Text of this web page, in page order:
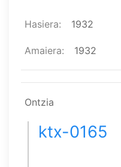
Hasiera 1932
Amaiera 1932
Ontzia
ktx-0165